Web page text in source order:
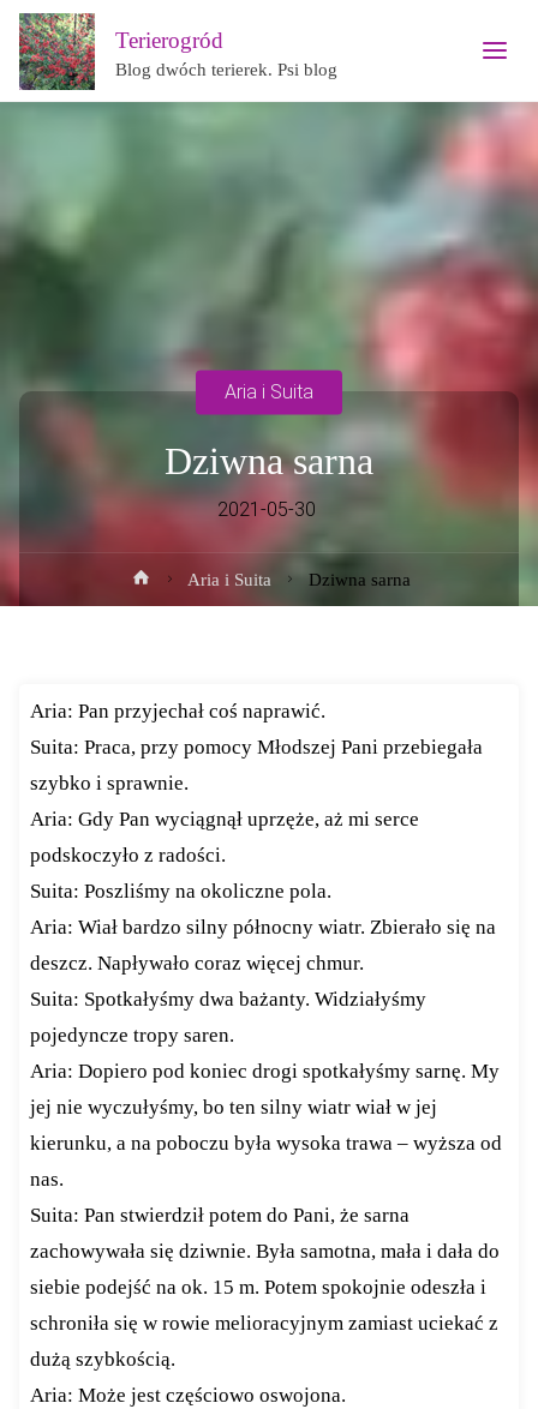
Terierogród
Blog dwóch terierek. Psi blog
Dziwna sarna
2021-05-30
Aria i Suita
Strona
główna
Aria i Suita Dziwna sarna
Aria: Pan przyjechał coś naprawić.
Suita: Praca, przy pomocy Młodszej Pani przebiegała
szybko i sprawnie.
Aria: Gdy Pan wyciągnął uprzęże, aż mi serce
podskoczyło z radości.
Suita: Poszliśmy na okoliczne pola.
Aria: Wiał bardzo silny północny wiatr. Zbierało się na
deszcz. Napływało coraz więcej chmur.
Suita: Spotkałyśmy dwa bażanty. Widziałyśmy
pojedyncze tropy saren.
Aria: Dopiero pod koniec drogi spotkałyśmy sarnę. My
jej nie wyczułyśmy, bo ten silny wiatr wiał w jej
kierunku, a na poboczu była wysoka trawa – wyższa od
nas.
Suita: Pan stwierdził potem do Pani, że sarna
zachowywała się dziwnie. Była samotna, mała i dała do
siebie podejść na ok. 15 m. Potem spokojnie odeszła i
schroniła się w rowie melioracyjnym zamiast uciekać z
dużą szybkością.
Aria: Może jest częściowo oswojona.